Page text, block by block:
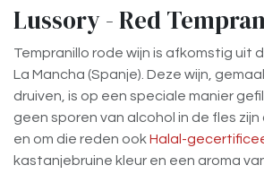
Lussory - Red
Tempranillo rode wijn is afkomstig uit
La Mancha (Spanje). Deze wijn,
druiven, is op een speciale manier
geen sporen van alcohol in de fles
en om die reden ookHalal-
kastanjebruine kleur en een aroma